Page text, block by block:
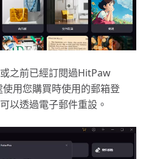
之前已經訂閱過HitPaw
用您購買時使用的郵箱登
以透過電子郵件重設。